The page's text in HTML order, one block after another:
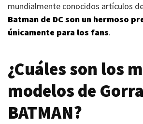
mundialmente conocidos artículos
Batman de DC son un hermoso
únicamente para los fans.
¿Cuáles son los
modelos de
BATMAN?